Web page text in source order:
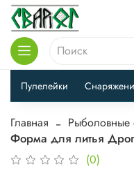
Пулелейки
Главная
Форма для литья
(0)